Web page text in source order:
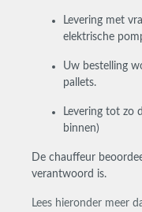
Levering met
elektrische
Uw bestelling
pallets.
Levering tot zo
binnen)
De chauffeur
verantwoord is.
Lees hieronder meer